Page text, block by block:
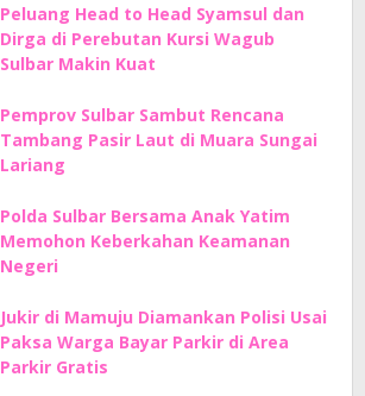
Peluang Head to Head Syamsul dan
Dirga di Perebutan Kursi Wagub
Sulbar Makin Kuat
Pemprov Sulbar Sambut Rencana
Tambang Pasir Laut di Muara Sungai
Lariang
Polda Sulbar Bersama Anak Yatim
Memohon Keberkahan Keamanan
Negeri
Jukir di Mamuju Diamankan Polisi Usai
Paksa Warga Bayar Parkir di Area
Parkir Gratis